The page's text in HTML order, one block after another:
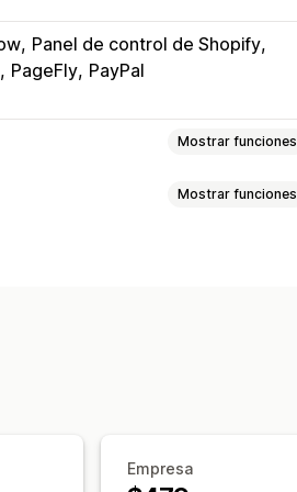
Panel de control de Shopify
PageFly PayPal
Mostrar funciones
real
Mostrar funciones
Actualizaciones de pedidos
Empresa